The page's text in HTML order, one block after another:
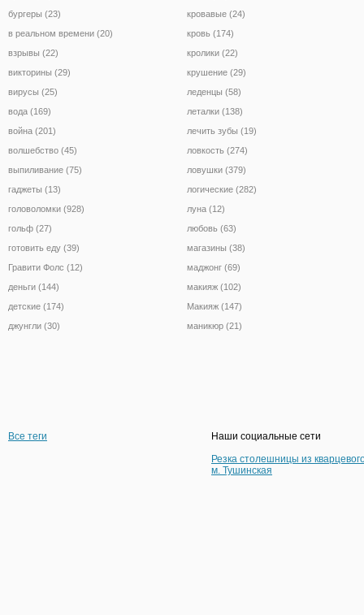
бургеры (23)
в реальном времени (20)
взрывы (22)
викторины (29)
вирусы (25)
вода (169)
война (201)
волшебство (45)
выпиливание (75)
гаджеты (13)
головоломки (928)
гольф (27)
готовить еду (39)
Гравити Фолс (12)
деньги (144)
детские (174)
джунгли (30)
кровавые (24)
кровь (174)
кролики (22)
крушение (29)
леденцы (58)
леталки (138)
лечить зубы (19)
ловкость (274)
ловушки (379)
логические (282)
луна (12)
любовь (63)
магазины (38)
маджонг (69)
макияж (102)
Макияж (147)
маникюр (21)
Все теги
Наши социальные сети
Резка столешницы из
м. Тушинская